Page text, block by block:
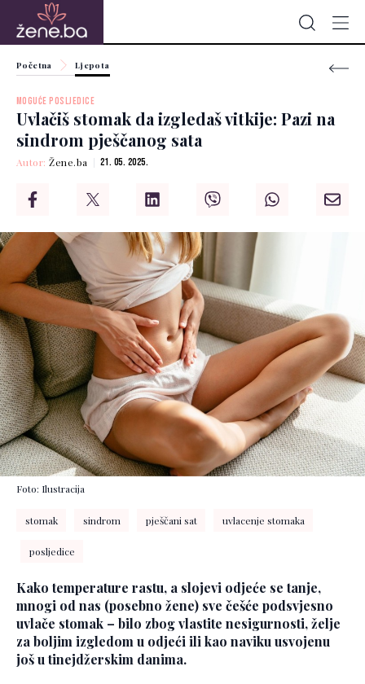
Početna Ljepota
MOGUĆE POSLJEDICE
Uvlačiš stomak da izgledaš vitkije: Pazi na
sindrom pješčanog sata
Autor:Žene.ba 21. 05. 2025.
Foto: Ilustracija
stomak sindrom pješčani sat uvlacenje stomaka
posljedice
Kako temperature rastu, a slojevi odjeće se tanje,
mnogi od nas (posebno žene) sve češće podsvjesno
uvlače stomak – bilo zbog vlastite nesigurnosti, želje
za boljim izgledom u odjeći ili kao naviku usvojenu
još u tinejdžerskim danima.